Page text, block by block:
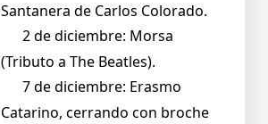
Santanera de Carlos Colorado.
2 de diciembre: Morsa
(Tributo a The Beatles).
7 de diciembre: Erasmo
Catarino, cerrando con broche